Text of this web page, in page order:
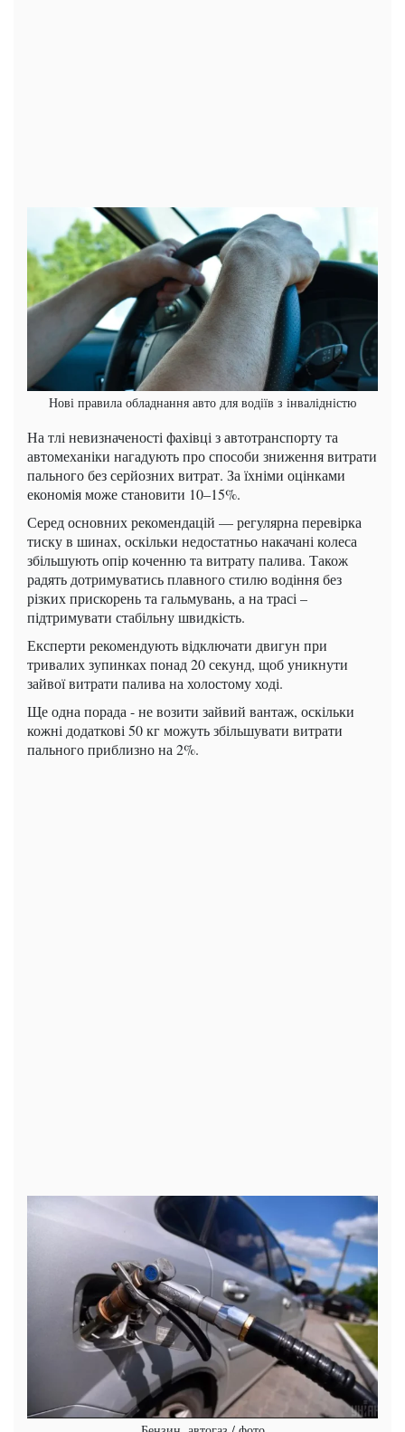
Нові правила обладнання авто для водіїв з інвалідністю
На тлі невизначеності фахівці з автотранспорту та
автомеханіки нагадують про способи зниження витрати
пального без серйозних витрат. За їхніми оцінками
економія може становити 10–15%.
Серед основних рекомендацій — регулярна перевірка
тиску в шинах, оскільки недостатньо накачані колеса
збільшують опір коченню та витрату палива. Також
радять дотримуватись плавного стилю водіння без
різких прискорень та гальмувань, а на трасі –
підтримувати стабільну швидкість.
Експерти рекомендують відключати двигун при
тривалих зупинках понад 20 секунд, щоб уникнути
зайвої витрати палива на холостому ході.
Ще одна порада - не возити зайвий вантаж, оскільки
кожні додаткові 50 кг можуть збільшувати витрати
пального приблизно на 2%.